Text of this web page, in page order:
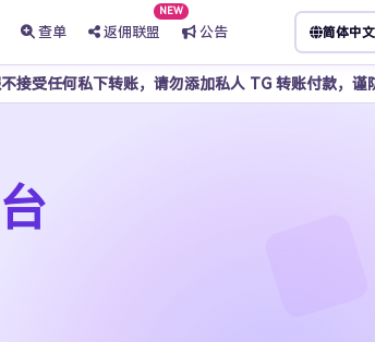
查单 返佣联盟
NEW
公告 简体中文
请勿添加私人 TG 转账付款，谨防骗子冒充客服，所